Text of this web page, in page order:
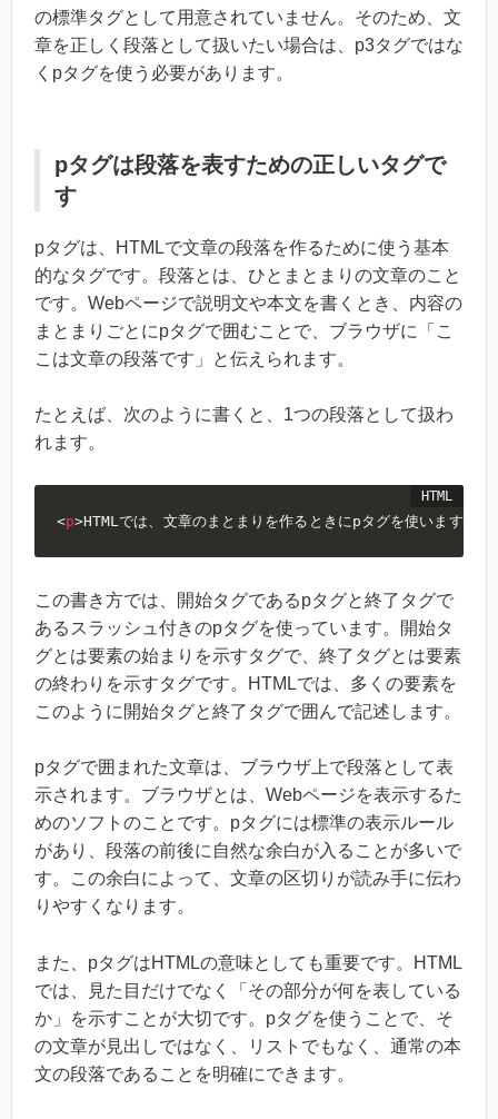
の標準タグとして用意されていません。そのため、文
章を正しく段落として扱いたい場合は、p3タグではな
くpタグを使う必要があります。
pタグは段落を表すための正しいタグで
す
pタグは、HTMLで文章の段落を作るために使う基本
的なタグです。段落とは、ひとまとまりの文章のこと
です。Webページで説明文や本文を書くとき、内容の
まとまりごとにpタグで囲むことで、ブラウザに「こ
こは文章の段落です」と伝えられます。
たとえば、次のように書くと、1つの段落として扱わ
れます。
<p>HTMLでは、文章のまとまりを作るときにpタグを使います。
この書き方では、開始タグであるpタグと終了タグで
あるスラッシュ付きのpタグを使っています。開始タ
グとは要素の始まりを示すタグで、終了タグとは要素
の終わりを示すタグです。HTMLでは、多くの要素を
このように開始タグと終了タグで囲んで記述します。
pタグで囲まれた文章は、ブラウザ上で段落として表
示されます。ブラウザとは、Webページを表示するた
めのソフトのことです。pタグには標準の表示ルール
があり、段落の前後に自然な余白が入ることが多いで
す。この余白によって、文章の区切りが読み手に伝わ
りやすくなります。
また、pタグはHTMLの意味としても重要です。HTML
では、見た目だけでなく「その部分が何を表している
か」を示すことが大切です。pタグを使うことで、そ
の文章が見出しではなく、リストでもなく、通常の本
文の段落であることを明確にできます。